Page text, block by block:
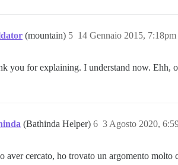
(mountain) 14 Gennaio 2015, 7:18pm
5
you for explaining. I understand now. Ehh,
(Bathinda Helper) 3 Agosto 2020,
6
aver cercato, ho trovato un argomento